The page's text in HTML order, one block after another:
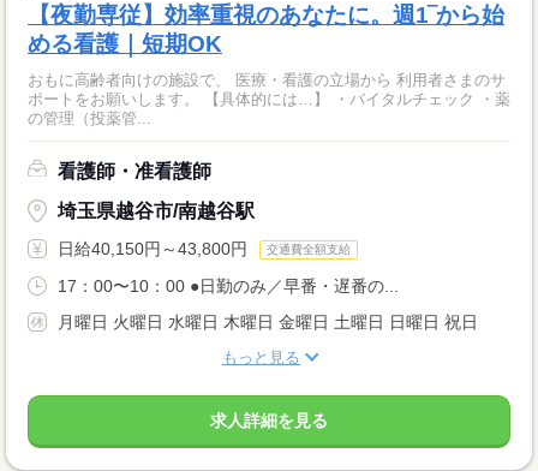
【夜勤専従】効率重視のあなたに。週1‾から始
める看護｜短期OK
おもに高齢者向けの施設で、 医療・看護の立場から 利用者さまのサ
ポートをお願いします。 【具体的には…】 ・バイタルチェック ・薬
の管理（投薬管...
看護師・准看護師
埼玉県越谷市/南越谷駅
日給40,150円～43,800円 交通費全額支給
17：00〜10：00 ●日勤のみ／早番・遅番の...
月曜日 火曜日 水曜日 木曜日 金曜日 土曜日 日曜日 祝日
もっと見る
求人詳細を見る